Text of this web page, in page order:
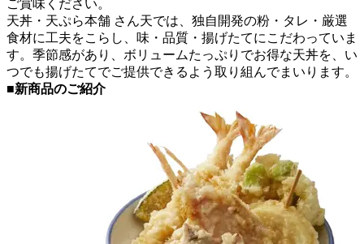
ご賞味ください。
天丼・天ぷら本舗 さん天では、独自開発の粉・タレ・厳選
食材に工夫をこらし、味・品質・揚げたてにこだわっていま
す。季節感があり、ボリュームたっぷりでお得な天丼を、い
つでも揚げたてでご提供できるよう取り組んでまいります。
■新商品のご紹介